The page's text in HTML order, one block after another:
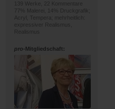
139 Werke, 22 Kommentare
77% Malerei, 14% Druckgrafik;
Acryl, Tempera; mehrheitlich:
expressiver Realismus,
Realismus
pro-Mitgliedschaft: